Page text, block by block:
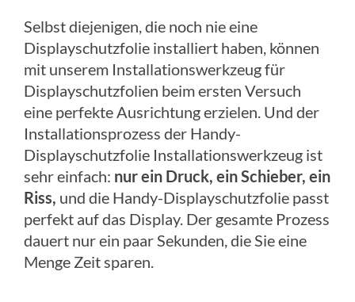
Selbst diejenigen, die noch nie eine
Displayschutzfolie installiert haben, können
mit unserem Installationswerkzeug für
Displayschutzfolien beim ersten Versuch
eine perfekte Ausrichtung erzielen. Und der
Installationsprozess der Handy-
Displayschutzfolie Installationswerkzeug ist
sehr einfach: nur ein Druck, ein Schieber, ein
Riss, und die Handy-Displayschutzfolie passt
perfekt auf das Display. Der gesamte Prozess
dauert nur ein paar Sekunden, die Sie eine
Menge Zeit sparen.